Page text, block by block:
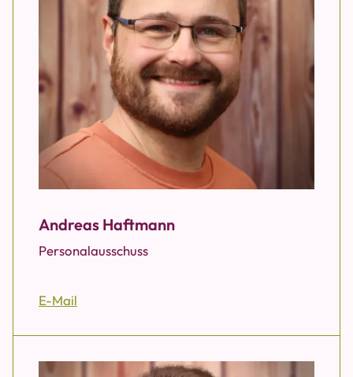
Andreas Haftmann
Personalausschuss
E-Mail